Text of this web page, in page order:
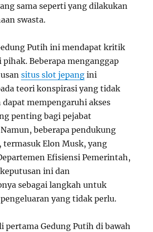
sama seperti yang dilakukan
swasta.
Putih ini mendapat kritik
pihak. Beberapa menganggap
situs slot jepang ini
teori konspirasi yang tidak
dapat mempengaruhi akses
penting bagi pejabat
beberapa pendukung
termasuk Elon Musk, yang
Efisiensi Pemerintah,
ini dan
sebagai langkah untuk
yang tidak perlu.
pertama Gedung Putih di bawah